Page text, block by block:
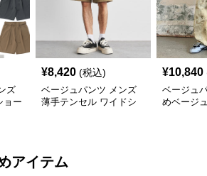
ズ
ョー
¥8,420 (税込)
ベージュパンツ メンズ
薄手テンセル ワイドシ
¥10,840
ベージュ
めベージ
アイテム